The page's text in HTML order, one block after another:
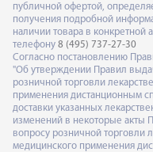
публичной офертой,
получения подробной
наличии товара в конкретной
телефону 8 (495) 737-27-30
Согласно постановлению
"Об утверждении Правил
розничной торговли
применения дистанционным
доставки указанных
изменений в некоторые акты
вопросу розничной торговли
медицинского применения